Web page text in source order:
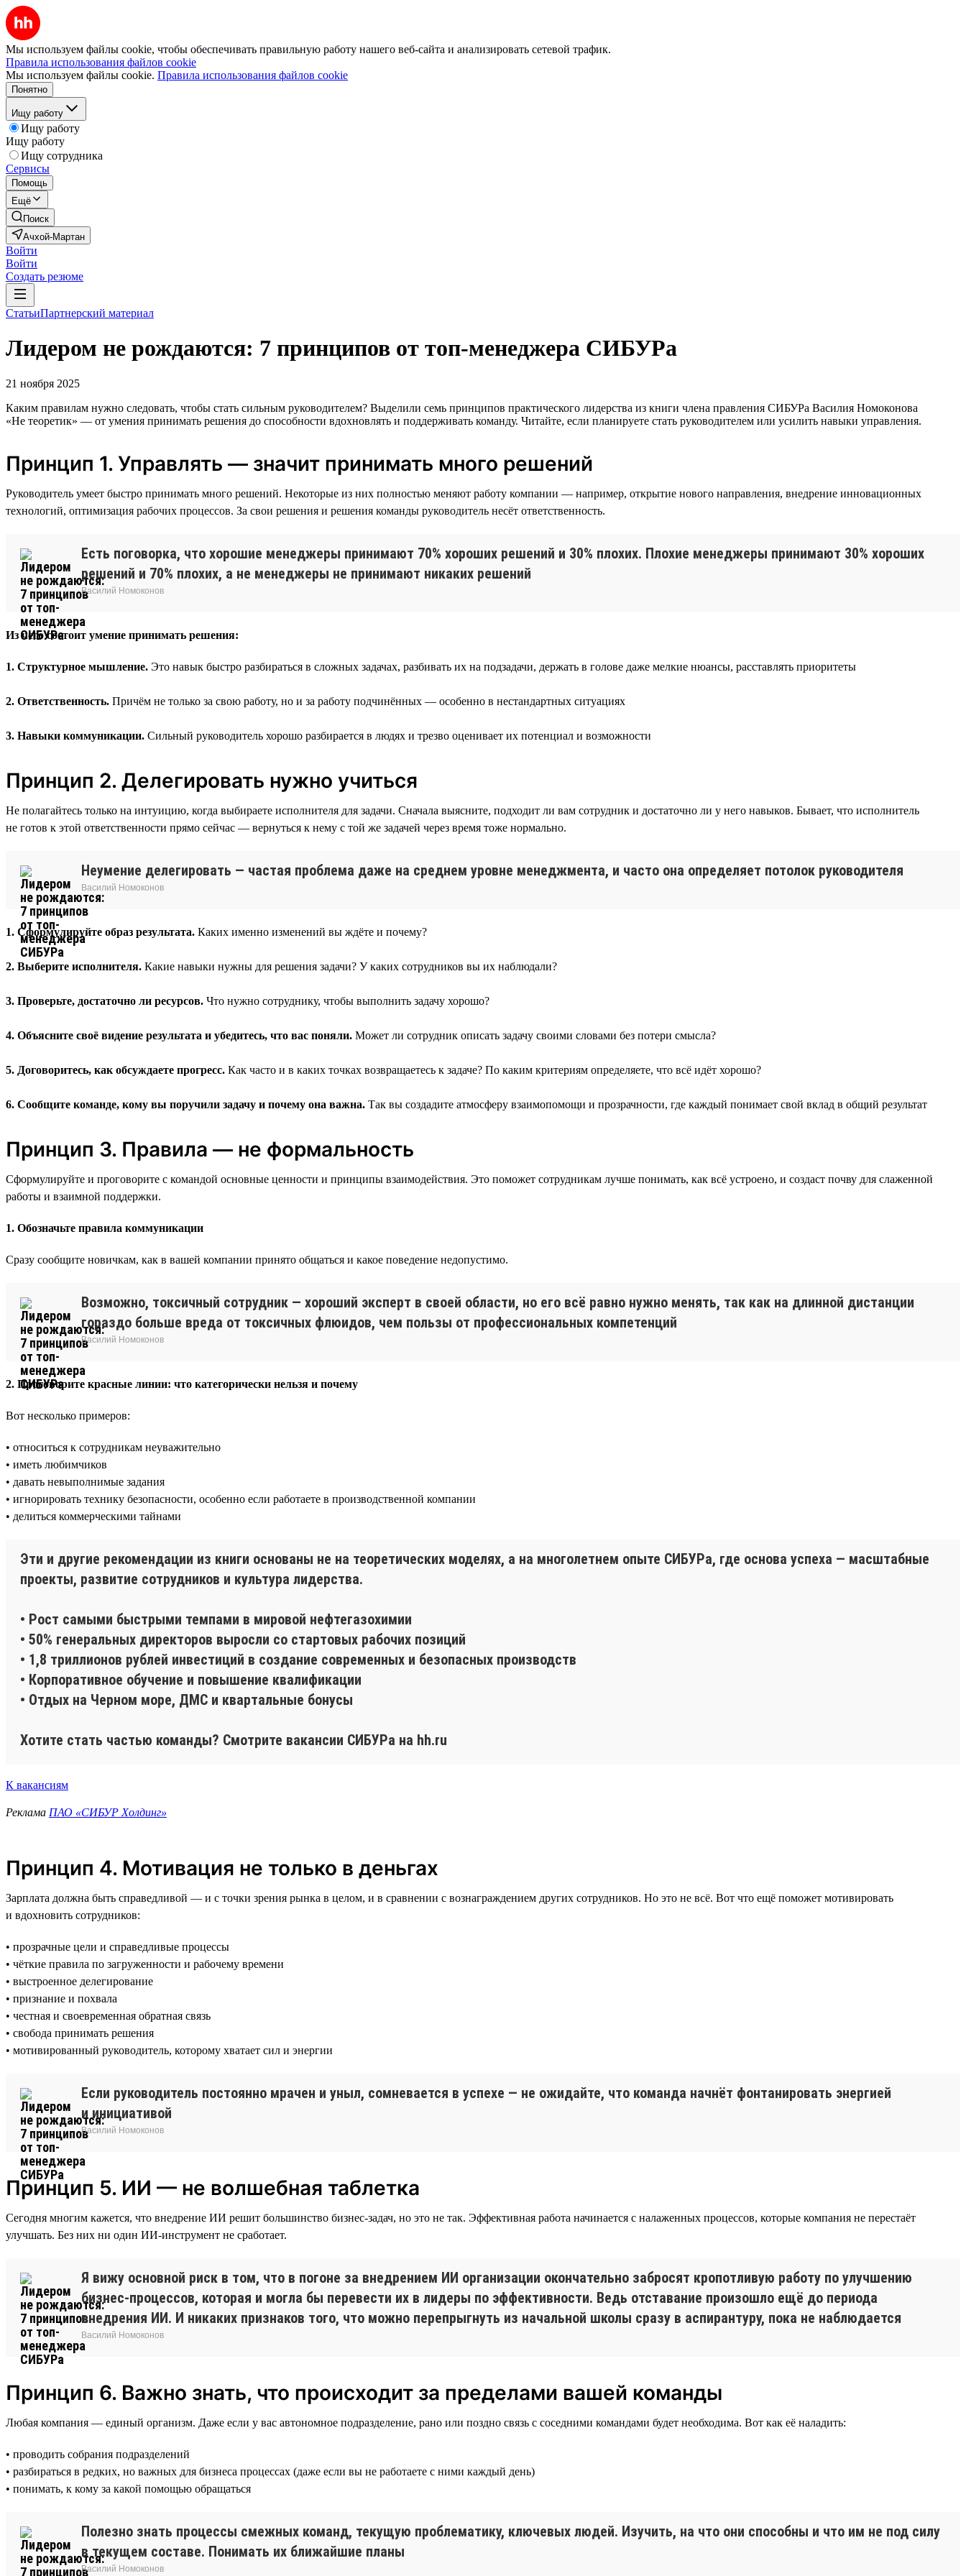
Мы используем файлы cookie, чтобы обеспечивать правильную работу нашего веб-сайта и анализировать сетевой трафик.
Правила использования файлов cookie
Мы используем файлы cookie. Правила использования файлов cookie
Понятно
Ищу работу
Ищу работу
Ищу работу
Ищу сотрудника
Сервисы
Помощь
Ещё
Поиск
Ачхой-Мартан
Войти
Войти
Создать резюме
СтатьиПартнерский материал
Лидером не рождаются: 7 принципов от топ-менеджера СИБУРа
21 ноября 2025
Каким правилам нужно следовать, чтобы стать сильным руководителем? Выделили семь принципов практического лидерства из книги члена правления СИБУРа Василия Номоконова
«Не теоретик» — от умения принимать решения до способности вдохновлять и поддерживать команду. Читайте, если планируете стать руководителем или усилить навыки управления.
Принцип 1. Управлять — значит принимать много решений
Руководитель умеет быстро принимать много решений. Некоторые из них полностью меняют работу компании — например, открытие нового направления, внедрение инновационных
технологий, оптимизация рабочих процессов. За свои решения и решения команды руководитель несёт ответственность.
Есть поговорка, что хорошие менеджеры принимают 70% хороших решений и 30% плохих. Плохие менеджеры принимают 30% хороших
решений и 70% плохих, а не менеджеры не принимают никаких решений
Василий Номоконов
Из чего состоит умение принимать решения:
1. Структурное мышление. Это навык быстро разбираться в сложных задачах, разбивать их на подзадачи, держать в голове даже мелкие нюансы, расставлять приоритеты
2. Ответственность. Причём не только за свою работу, но и за работу подчинённых — особенно в нестандартных ситуациях
3. Навыки коммуникации. Сильный руководитель хорошо разбирается в людях и трезво оценивает их потенциал и возможности
Принцип 2. Делегировать нужно учиться
Не полагайтесь только на интуицию, когда выбираете исполнителя для задачи. Сначала выясните, подходит ли вам сотрудник и достаточно ли у него навыков. Бывает, что исполнитель
не готов к этой ответственности прямо сейчас — вернуться к нему с той же задачей через время тоже нормально.
Неумение делегировать — частая проблема даже на среднем уровне менеджмента, и часто она определяет потолок руководителя
Василий Номоконов
1. Сформулируйте образ результата. Каких именно изменений вы ждёте и почему?
2. Выберите исполнителя. Какие навыки нужны для решения задачи? У каких сотрудников вы их наблюдали?
3. Проверьте, достаточно ли ресурсов. Что нужно сотруднику, чтобы выполнить задачу хорошо?
4. Объясните своё видение результата и убедитесь, что вас поняли. Может ли сотрудник описать задачу своими словами без потери смысла?
5. Договоритесь, как обсуждаете прогресс. Как часто и в каких точках возвращаетесь к задаче? По каким критериям определяете, что всё идёт хорошо?
6. Сообщите команде, кому вы поручили задачу и почему она важна. Так вы создадите атмосферу взаимопомощи и прозрачности, где каждый понимает свой вклад в общий результат
Принцип 3. Правила — не формальность
Сформулируйте и проговорите с командой основные ценности и принципы взаимодействия. Это поможет сотрудникам лучше понимать, как всё устроено, и создаст почву для слаженной
работы и взаимной поддержки.
1. Обозначьте правила коммуникации
Сразу сообщите новичкам, как в вашей компании принято общаться и какое поведение недопустимо.
Возможно, токсичный сотрудник — хороший эксперт в своей области, но его всё равно нужно менять, так как на длинной дистанции
гораздо больше вреда от токсичных флюидов, чем пользы от профессиональных компетенций
Василий Номоконов
2. Проговорите красные линии: что категорически нельзя и почему
Вот несколько примеров:
• относиться к сотрудникам неуважительно
• иметь любимчиков
• давать невыполнимые задания
• игнорировать технику безопасности, особенно если работаете в производственной компании
• делиться коммерческими тайнами
Эти и другие рекомендации из книги основаны не на теоретических моделях, а на многолетнем опыте СИБУРа, где основа успеха — масштабные
проекты, развитие сотрудников и культура лидерства.
• Рост самыми быстрыми темпами в мировой нефтегазохимии
• 50% генеральных директоров выросли со стартовых рабочих позиций
• 1,8 триллионов рублей инвестиций в создание современных и безопасных производств
• Корпоративное обучение и повышение квалификации
• Отдых на Черном море, ДМС и квартальные бонусы
Хотите стать частью команды? Смотрите вакансии СИБУРа на hh.ru
К вакансиям
Реклама ПАО «СИБУР Холдинг»
Принцип 4. Мотивация не только в деньгах
Зарплата должна быть справедливой — и с точки зрения рынка в целом, и в сравнении с вознаграждением других сотрудников. Но это не всё. Вот что ещё поможет мотивировать
и вдохновить сотрудников:
• прозрачные цели и справедливые процессы
• чёткие правила по загруженности и рабочему времени
• выстроенное делегирование
• признание и похвала
• честная и своевременная обратная связь
• свобода принимать решения
• мотивированный руководитель, которому хватает сил и энергии
Если руководитель постоянно мрачен и уныл, сомневается в успехе — не ожидайте, что команда начнёт фонтанировать энергией
и инициативой
Василий Номоконов
Принцип 5. ИИ — не волшебная таблетка
Сегодня многим кажется, что внедрение ИИ решит большинство бизнес-задач, но это не так. Эффективная работа начинается с налаженных процессов, которые компания не перестаёт
улучшать. Без них ни один ИИ-инструмент не сработает.
Я вижу основной риск в том, что в погоне за внедрением ИИ организации окончательно забросят кропотливую работу по улучшению
бизнес-процессов, которая и могла бы перевести их в лидеры по эффективности. Ведь отставание произошло ещё до периода
внедрения ИИ. И никаких признаков того, что можно перепрыгнуть из начальной школы сразу в аспирантуру, пока не наблюдается
Василий Номоконов
Принцип 6. Важно знать, что происходит за пределами вашей команды
Любая компания — единый организм. Даже если у вас автономное подразделение, рано или поздно связь с соседними командами будет необходима. Вот как её наладить:
• проводить собрания подразделений
• разбираться в редких, но важных для бизнеса процессах (даже если вы не работаете с ними каждый день)
• понимать, к кому за какой помощью обращаться
Полезно знать процессы смежных команд, текущую проблематику, ключевых людей. Изучить, на что они способны и что им не под силу
в текущем составе. Понимать их ближайшие планы
Василий Номоконов